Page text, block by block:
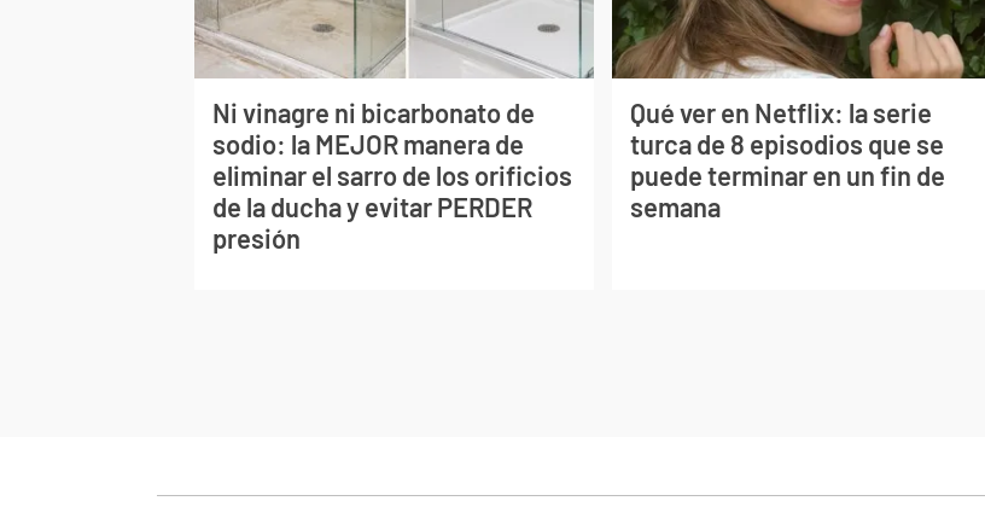
Ni vinagre ni bicarbonato de
sodio: la MEJOR manera de
eliminar el sarro de los orificios
de la ducha y evitar PERDER
presión
Qué ver en Netflix: la serie
turca de 8 episodios que se
puede terminar en un fin de
semana